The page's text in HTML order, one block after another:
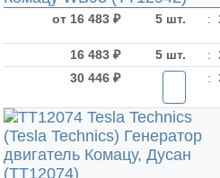
от 16 483 ₽
5 шт. :
16 483 ₽ 5 шт. :
30 446 ₽
: